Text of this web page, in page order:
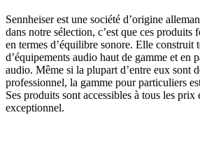
Sennheiser est une société d’origine
dans notre sélection, c’est que ces produits
en termes d’équilibre sonore. Elle construit
d’équipements audio haut de gamme et en
audio. Même si la plupart d’entre eux sont
professionnel, la gamme pour particuliers
Ses produits sont accessibles à tous les prix
exceptionnel.